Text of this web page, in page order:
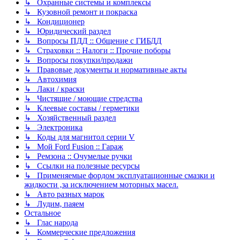
↳ Охранные системы и комплексы
↳ Кузовной ремонт и покраска
↳ Кондиционер
↳ Юридический раздел
↳ Вопросы ПДД :: Общение с ГИБДД
↳ Страховки :: Налоги :: Прочие поборы
↳ Вопросы покупки/продажи
↳ Правовые документы и нормативные акты
↳ Автохимия
↳ Лаки / краски
↳ Чистящие / моющие стредства
↳ Клеевые составы / герметики
↳ Хозяйственный раздел
↳ Электроника
↳ Коды для магнитол серии V
↳ Мой Ford Fusion :: Гараж
↳ Ремзона :: Очумелые ручки
↳ Ссылки на полезные ресурсы
↳ Применяемые фордом эксплуатационные смазки и
жидкости ,за исключением моторных масел.
↳ Авто разных марок
↳ Лудим, паяем
Остальное
↳ Глас народа
↳ Коммерческие предложения